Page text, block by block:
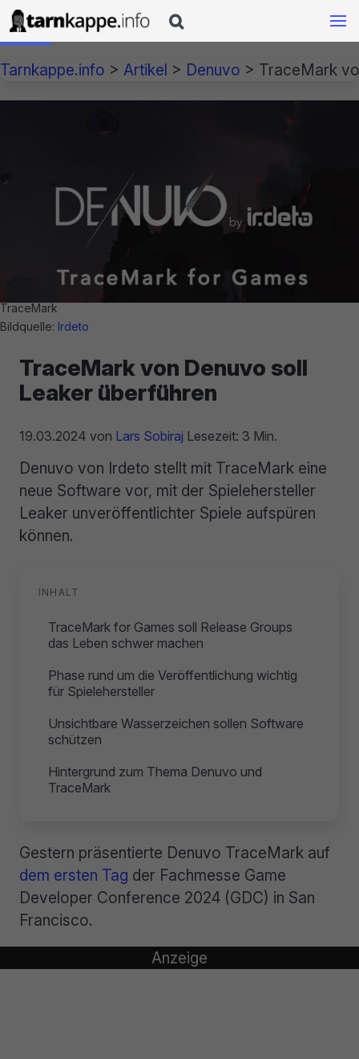

Tarnkappe.info > Artikel > Denuvo > TraceMark
TraceMark
Bildquelle: Irdeto
TraceMark von Denuvo soll
Leaker überführen
19.03.2024 von Lars Sobiraj Lesezeit: 3 Min.
Denuvo von Irdeto stellt mit TraceMark eine
neue Software vor, mit der Spielehersteller
Leaker unveröffentlichter Spiele aufspüren
können.
INHALT
TraceMark for Games soll Release Groups
das Leben schwer machen
Phase rund um die Veröffentlichung wichtig
für Spielehersteller
Unsichtbare Wasserzeichen sollen Software
schützen
Hintergrund zum Thema Denuvo und
TraceMark
Gestern präsentierte Denuvo TraceMark auf
dem ersten Tag der Fachmesse Game
Developer Conference 2024 (GDC) in San
Francisco.